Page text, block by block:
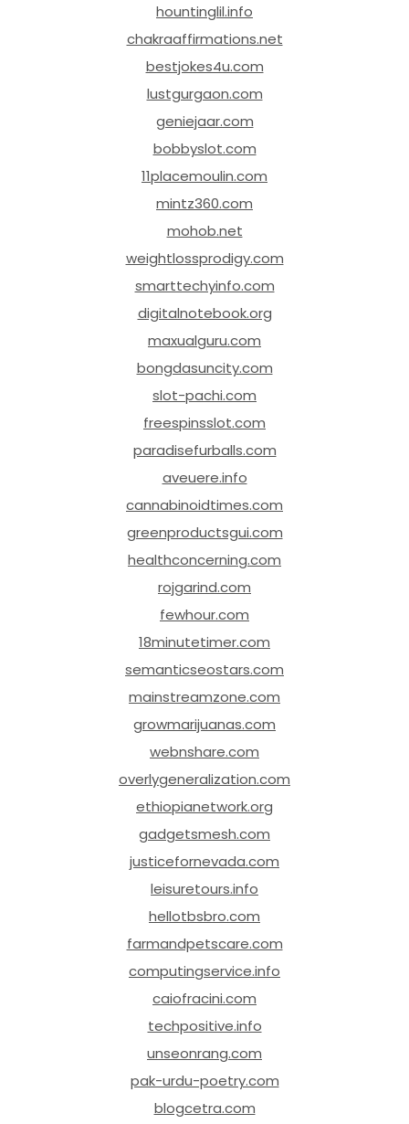
hountinglil.info
chakraaffirmations.net
bestjokes4u.com
lustgurgaon.com
geniejaar.com
bobbyslot.com
11placemoulin.com
mintz360.com
mohob.net
weightlossprodigy.com
smarttechyinfo.com
digitalnotebook.org
maxualguru.com
bongdasuncity.com
slot-pachi.com
freespinsslot.com
paradisefurballs.com
aveuere.info
cannabinoidtimes.com
greenproductsgui.com
healthconcerning.com
rojgarind.com
fewhour.com
18minutetimer.com
semanticseostars.com
mainstreamzone.com
growmarijuanas.com
webnshare.com
overlygeneralization.com
ethiopianetwork.org
gadgetsmesh.com
justicefornevada.com
leisuretours.info
hellotbsbro.com
farmandpetscare.com
computingservice.info
caiofracini.com
techpositive.info
unseonrang.com
pak-urdu-poetry.com
blogcetra.com